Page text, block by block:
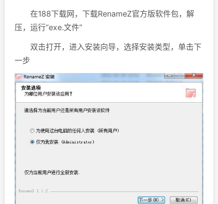
在188下载网，下载RenameZ官方版软件包，解
压，运行“exe.文件”
双击打开，进入安装向导，选择安装类型，单击下
一步